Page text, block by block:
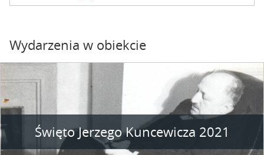
Wydarzenia w obiekcie
Święto Jerzego Kuncewicza 2021